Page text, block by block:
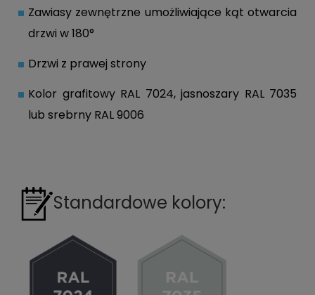
Zawiasy zewnętrzne umożliwiające kąt otwarcia
drzwi w 180°
Drzwi z prawej strony
Kolor grafitowy RAL 7024, jasnoszary RAL 7035
lub srebrny RAL 9006
Standardowe kolory: